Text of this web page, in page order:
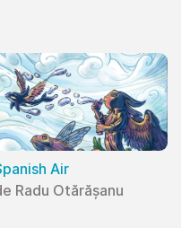
Air
Radu Otărășanu